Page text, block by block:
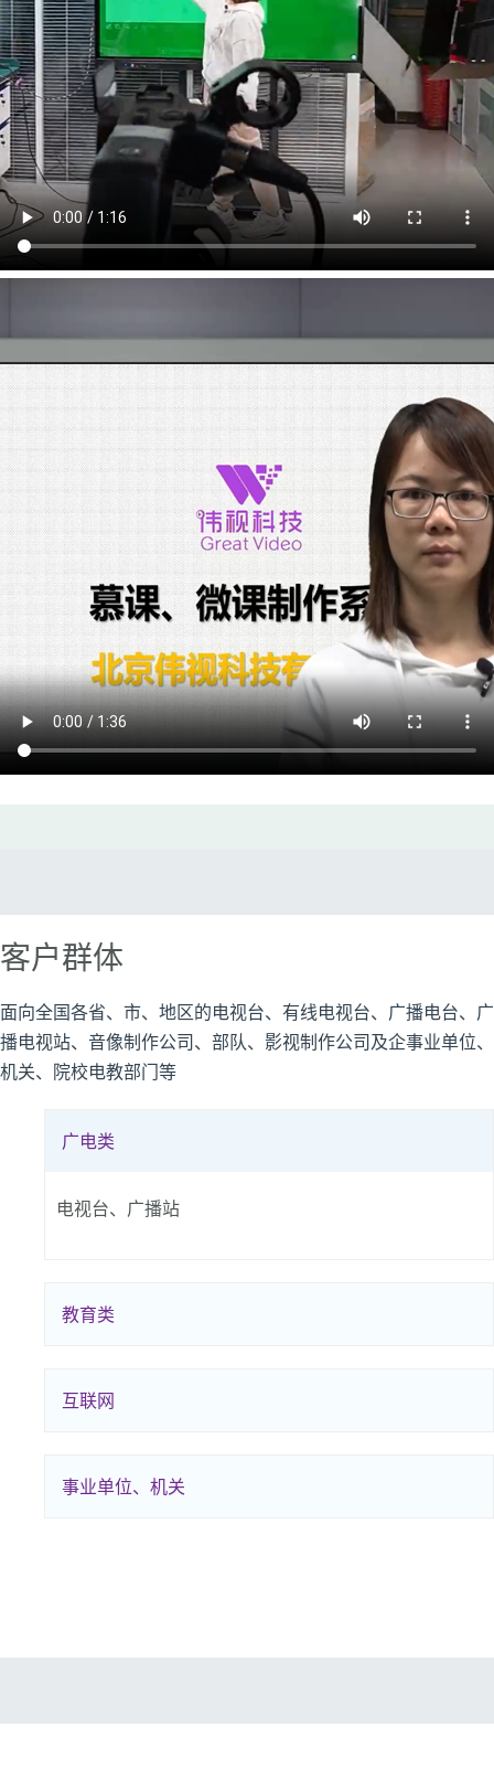
客户群体
面向全国各省、市、地区的电视台、有线电视台、广播电台、广
播电视站、音像制作公司、部队、影视制作公司及企事业单位、
机关、院校电教部门等
广电类
电视台、广播站
教育类
互联网
事业单位、机关